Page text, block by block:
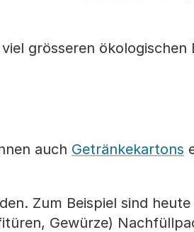
grösseren ökologischen
auch Getränkekartons
Zum Beispiel sind
Gewürze)